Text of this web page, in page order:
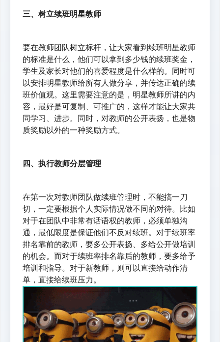
三、树立续班明星教师
要在教师团队树立标杆，让大家看到续班明星教师
的标准是什么，他们可以拿到多少钱的续班奖金，
学生及家长对他们的喜爱程度是什么样的。同时可
以安排明星教师给所有人做分享，并传达正确的续
班价值观。这里需要注意的是，明星教师所讲的内
容，最好是可复制、可推广的，这样才能让大家共
同学习、进步。同时，对教师的公开表扬，也是物
质奖励以外的一种奖励方式。
四、执行教师分层管理
在第一次对教师团队做续班管理时，不能搞一刀
切，一定要根据个人实际情况做不同的对待。比如
对于在团队中非常有话语权的教师，必须单独沟
通，最低限度是保证他们不反对续班。对于续班率
排名靠前的教师，要多公开表扬、多给公开做培训
的机会。而对于续班率排名靠后的教师，要多给予
培训和指导。对于新教师，则可以直接给动作清
单，直接给续班压力。